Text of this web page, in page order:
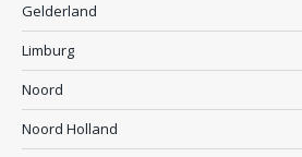
Gelderland
Limburg
Noord
Noord Holland